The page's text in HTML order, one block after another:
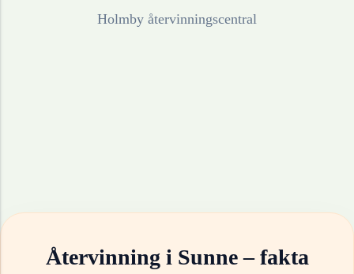
Holmby återvinningscentral
Återvinning i Sunne– fakta